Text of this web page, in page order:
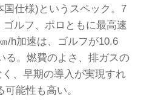
仕様)というスペック。7
ルフ、ポロともに最高速
/h加速は、ゴルフが10.6
る。燃費のよさ、排ガスの
、早期の導入が実現すれ
能性も高い。